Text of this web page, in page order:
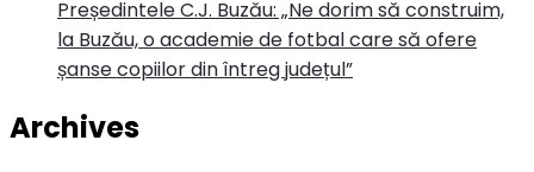
Președintele C.J. Buzău: „Ne dorim să construim,
la Buzău, o academie de fotbal care să ofere
șanse copiilor din întreg județul”
Archives